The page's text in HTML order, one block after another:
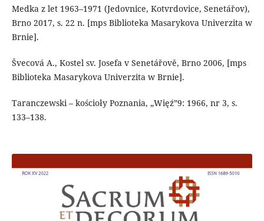
Medka z let 1963–1971 (Jedovnice, Kotvrdovice, Senetářov),
Brno 2017, s. 22 n. [mps Biblioteka Masarykova Univerzita w
Brnie].
Švecová A., Kostel sv. Josefa v Senetářově, Brno 2006, [mps
Biblioteka Masarykova Univerzita w Brnie].
Taranczewski – kościoły Poznania, „Więź”9: 1966, nr 3, s.
133–138.